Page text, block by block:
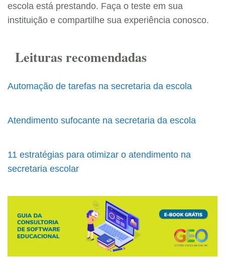
escola está prestando. Faça o teste em sua
instituição e compartilhe sua experiência conosco.
Leituras recomendadas
Automação de tarefas na secretaria da escola
Atendimento sufocante na secretaria da escola
11 estratégias para otimizar o atendimento na
secretaria escolar